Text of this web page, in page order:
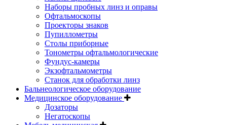
Наборы пробных линз и оправы
Офтальмоскопы
Проекторы знаков
Пупиллометры
Столы приборные
Тонометры офтальмологические
Фундус-камеры
Экзофтальмометры
Станок для обработки линз
Бальнеологическое оборудование
Медицинское оборудование
Дозаторы
Негатоскопы